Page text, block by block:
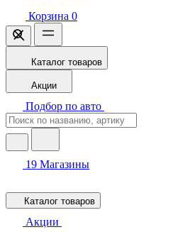
Корзина 0
Каталог товаров
Акции
Подбор по авто
19 Магазины
Каталог товаров
Акции